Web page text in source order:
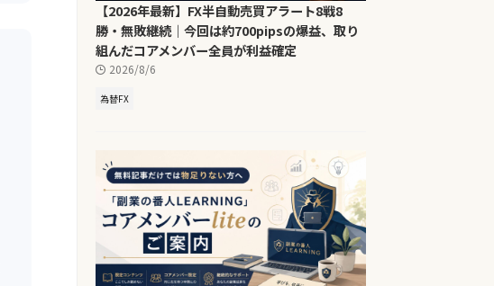
【2026年最新】FX半自動売買アラート8戦8
勝・無敗継続｜今回は約700pipsの爆益、取り
組んだコアメンバー全員が利益確定
2026/8/6
為替FX